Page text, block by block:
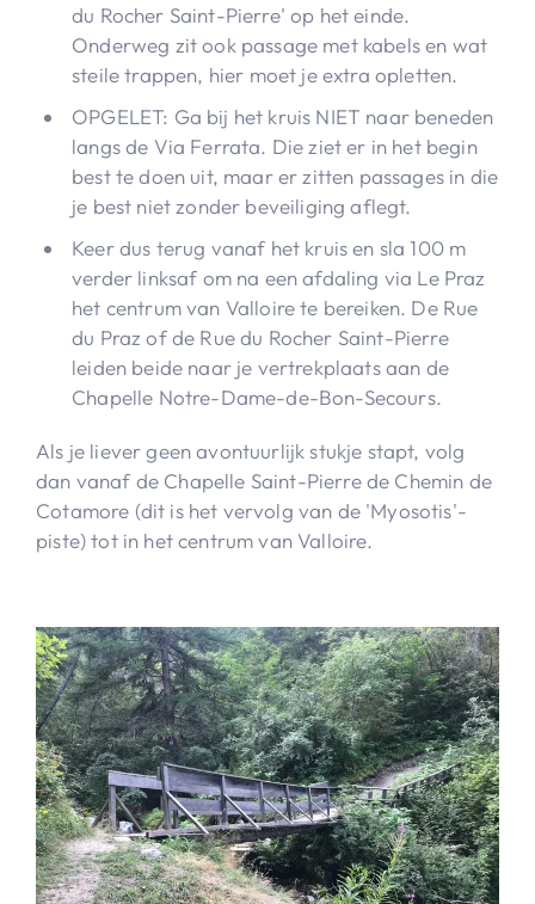
du Rocher Saint-Pierre' op het einde.
Onderweg zit ook passage met kabels en wat
steile trappen, hier moet je extra opletten.
OPGELET: Ga bij het kruis NIET naar beneden
langs de Via Ferrata. Die ziet er in het begin
best te doen uit, maar er zitten passages in die
je best niet zonder beveiliging aflegt.
Keer dus terug vanaf het kruis en sla 100 m
verder linksaf om na een afdaling via Le Praz
het centrum van Valloire te bereiken. De Rue
du Praz of de Rue du Rocher Saint-Pierre
leiden beide naar je vertrekplaats aan de
Chapelle Notre-Dame-de-Bon-Secours.
Als je liever geen avontuurlijk stukje stapt, volg
dan vanaf de Chapelle Saint-Pierre de Chemin de
Cotamore (dit is het vervolg van de 'Myosotis'-
piste) tot in het centrum van Valloire.